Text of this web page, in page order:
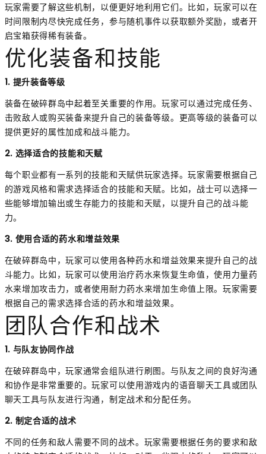
玩家需要了解这些机制，以便更好地利用它们。比如，玩家可以在
时间限制内尽快完成任务，参与随机事件以获取额外奖励，或者开
启宝箱获得稀有装备。
优化装备和技能
1. 提升装备等级
装备在破碎群岛中起着至关重要的作用。玩家可以通过完成任务、
击败敌人或购买装备来提升自己的装备等级。更高等级的装备可以
提供更好的属性加成和战斗能力。
2. 选择适合的技能和天赋
每个职业都有一系列的技能和天赋供玩家选择。玩家需要根据自己
的游戏风格和需求选择适合的技能和天赋。比如，战士可以选择一
些能够增加输出或生存能力的技能和天赋，以提升自己的战斗能
力。
3. 使用合适的药水和增益效果
在破碎群岛中，玩家可以使用各种药水和增益效果来提升自己的战
斗能力。比如，玩家可以使用治疗药水来恢复生命值，使用力量药
水来增加攻击力，或者使用耐力药水来增加生命值上限。玩家需要
根据自己的需求选择合适的药水和增益效果。
团队合作和战术
1. 与队友协同作战
在破碎群岛中，玩家通常会组队进行刷图。与队友之间的良好沟通
和协作是非常重要的。玩家可以使用游戏内的语音聊天工具或团队
聊天工具与队友进行沟通，制定战术和分配任务。
2. 制定合适的战术
不同的任务和敌人需要不同的战术。玩家需要根据任务的要求和敌